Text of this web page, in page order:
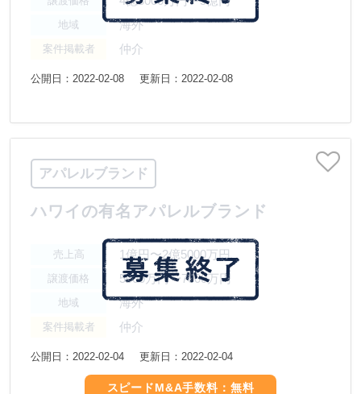
地域 海外
案件掲載者 仲介
公開日：2022-02-08 更新日：2022-02-08
アパレルブランド
ハワイの有名アパレルブランド
売上高 1億円〜2億5000万円
譲渡価格 5000万円〜7000万円
地域 海外
案件掲載者 仲介
公開日：2022-02-04 更新日：2022-02-04
スピードM&A手数料：無料